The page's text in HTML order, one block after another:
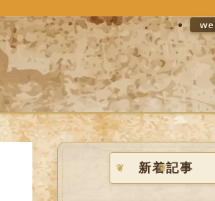
新着記事